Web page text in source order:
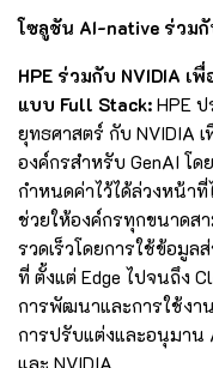
โซลูชัน AI-native ร่วม
HPE ร่วมกับ NVIDIA เ
แบบ Full Stack: HPE
ยุทธศาสตร์ กับ NVIDIA
องค์กรสำหรับ GenAI โ
กำหนดค่าไว้ได้ล่วงหน้า
ช่วยให้องค์กรทุกขนาดส
รวดเร็วโดยการใช้ข้อมู
ที่ ตั้งแต่ Edge ไปจนถึง
การพัฒนาและการใช้งา
การปรับแต่งและอนุมาน
และ NVIDIA